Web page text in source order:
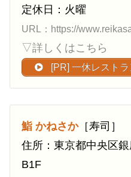
定休日：火曜
URL：https://
▽詳しくはこちら
[PR] 一休レストラ
鮨 かねさか［寿司］
住所：東京都中央区
B1F